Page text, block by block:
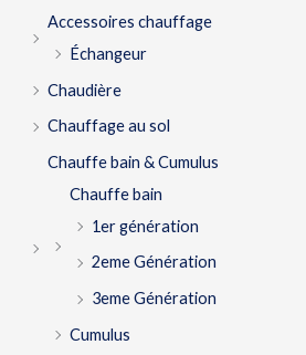
Accessoires chauffage
Échangeur
Chaudière
Chauffage au sol
Chauffe bain & Cumulus
Chauffe bain
1er génération
2eme Génération
3eme Génération
Cumulus